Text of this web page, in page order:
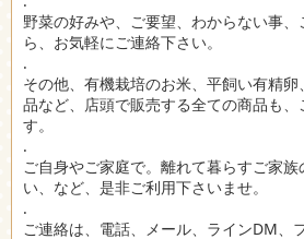
野菜の好みや、ご要望、わからない事
ら、お気軽にご連絡下さい。
.
その他、有機栽培のお米、平飼い有精
品など、店頭で販売する全ての商品も
す。
.
ご自身やご家庭で。離れて暮らすご家
い、など、是非ご利用下さいませ。
.
ご連絡は、電話、メール、ラインDM、